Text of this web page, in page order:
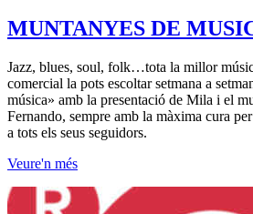
MUNTANYES DE
Jazz, blues, soul, folk…tota la millor
comercial la pots escoltar setmana a
música» amb la presentació de Mila i el
Fernando, sempre amb la màxima cura
a tots els seus seguidors.
Veure'n més